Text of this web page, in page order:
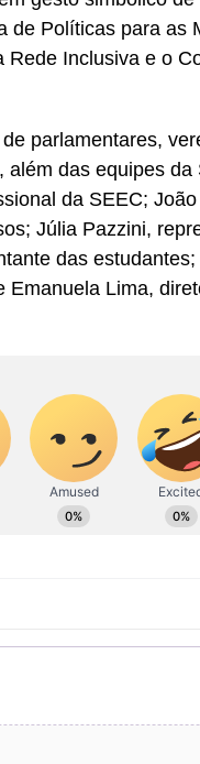
de Políticas para as
Inclusiva e o
parlamentares,
das equipes
da SEEC;
Júlia Pazzini,
das
Lima,